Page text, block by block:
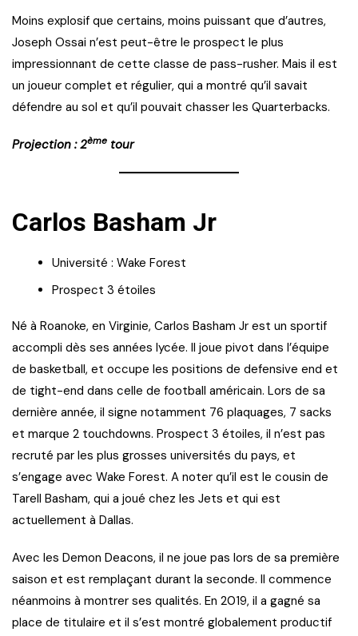
Moins explosif que certains, moins puissant que d’autres,
Joseph Ossai n’est peut-être le prospect le plus
impressionnant de cette classe de pass-rusher. Mais il est
un joueur complet et régulier, qui a montré qu’il savait
défendre au sol et qu’il pouvait chasser les Quarterbacks.
Projection : 2ème tour
Carlos Basham Jr
Université : Wake Forest
Prospect 3 étoiles
Né à Roanoke, en Virginie, Carlos Basham Jr est un sportif
accompli dès ses années lycée. Il joue pivot dans l’équipe
de basketball, et occupe les positions de defensive end et
de tight-end dans celle de football américain. Lors de sa
dernière année, il signe notamment 76 plaquages, 7 sacks
et marque 2 touchdowns. Prospect 3 étoiles, il n’est pas
recruté par les plus grosses universités du pays, et
s’engage avec Wake Forest. A noter qu’il est le cousin de
Tarell Basham, qui a joué chez les Jets et qui est
actuellement à Dallas.
Avec les Demon Deacons, il ne joue pas lors de sa première
saison et est remplaçant durant la seconde. Il commence
néanmoins à montrer ses qualités. En 2019, il a gagné sa
place de titulaire et il s’est montré globalement productif